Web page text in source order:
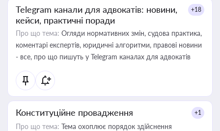
Telegram канали для адвокатів: новини,
кейси, практичні поради
+18
Про що тема: Огляди нормативних змін, судова практика,
коментарі експертів, юридичні алгоритми, правові новини
- все, про що пишуть у Telegram каналах для адвокатів
Конституційне провадження +1
Про що тема: Тема охоплює порядок здійснення